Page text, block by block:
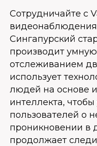
Сотрудничайте с
видеонаблюдения
Сингапурский
производит
отслеживанием
использует
людей на основе
интеллекта,
пользователей о
проникновении в
продолжает